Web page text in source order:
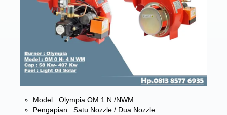
Model : Olympia OM 1 N /NWM
Pengapian : Satu Nozzle / Dua Nozzle